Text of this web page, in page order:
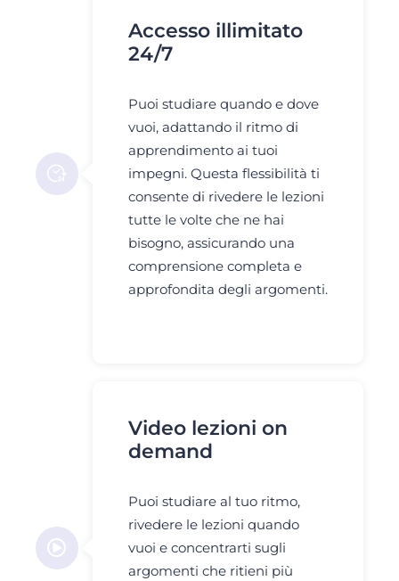
Accesso illimitato
24/7
Puoi studiare quando e dove
vuoi, adattando il ritmo di
apprendimento ai tuoi
impegni. Questa flessibilità ti
consente di rivedere le lezioni
tutte le volte che ne hai
bisogno, assicurando una
comprensione completa e
approfondita degli argomenti.
Video lezioni on
demand
Puoi studiare al tuo ritmo,
rivedere le lezioni quando
vuoi e concentrarti sugli
argomenti che ritieni più